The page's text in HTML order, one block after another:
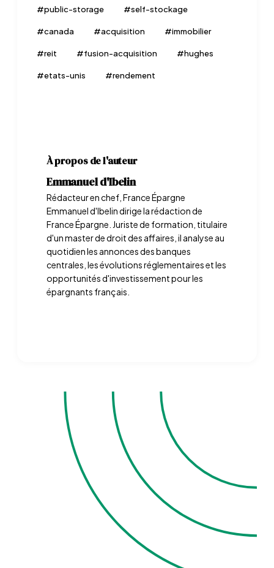
#public-storage #self-stockage
#canada #acquisition #immobilier
#reit #fusion-acquisition #hughes
#etats-unis #rendement
À propos de l'auteur
Emmanuel d'Ibelin
Rédacteur en chef, France Épargne
Emmanuel d'Ibelin dirige la rédaction de
France Épargne. Juriste de formation, titulaire
d'un master de droit des affaires, il analyse au
quotidien les annonces des banques
centrales, les évolutions réglementaires et les
opportunités d'investissement pour les
épargnants français.